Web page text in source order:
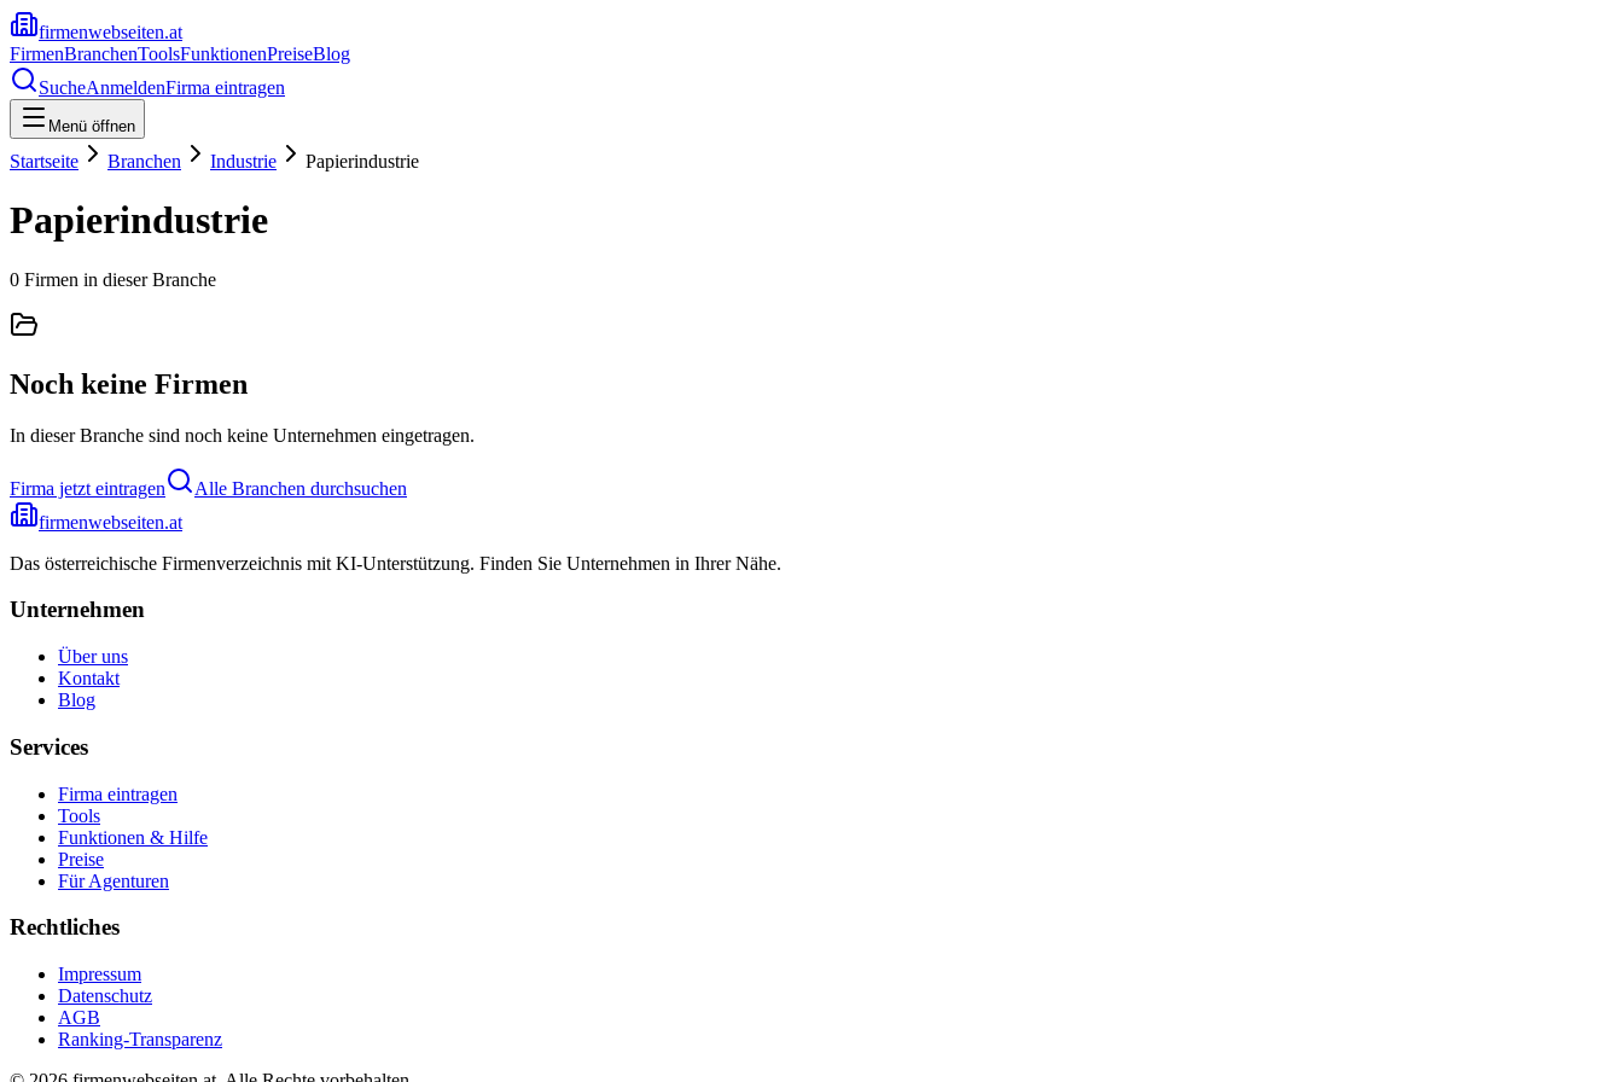
firmenwebseiten.at
FirmenBranchenToolsFunktionenPreiseBlog
SucheAnmeldenFirma eintragen
Menü öffnen
Startseite Branchen Industrie Papierindustrie
Papierindustrie
0 Firmen in dieser Branche
Noch keine Firmen
In dieser Branche sind noch keine Unternehmen eingetragen.
Firma jetzt eintragen
Alle Branchen durchsuchen
firmenwebseiten.at
Das österreichische Firmenverzeichnis mit KI-Unterstützung. Finden Sie Unternehmen in Ihrer Nähe.
Unternehmen
Über uns
Kontakt
Blog
Services
Firma eintragen
Tools
Funktionen & Hilfe
Preise
Für Agenturen
Rechtliches
Impressum
Datenschutz
AGB
Ranking-Transparenz